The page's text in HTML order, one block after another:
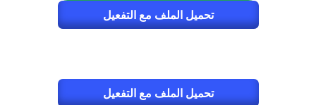
تحميل الملف مع التفعيل
تحميل الملف مع التفعيل